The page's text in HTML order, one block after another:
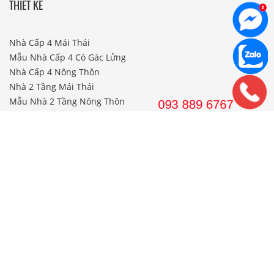
THIẾT KẾ
Nhà Cấp 4 Mái Thái
Mẫu Nhà Cấp 4 Có Gác Lửng
Nhà Cấp 4 Nông Thôn
Nhà 2 Tầng Mái Thái
Mẫu Nhà 2 Tầng Nông Thôn